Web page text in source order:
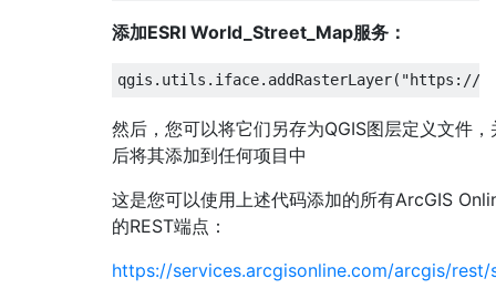
添加ESRI World_Street_Map服务：
qgis . utils . iface. addRasterLayer( "https://
然后，您可以将它们另存为QGIS图层定义文件，
后将其添加到任何项目中
这是您可以使用上述代码添加的所有ArcGIS
的REST端点：
https://services.arcgisonline.com/arcgis/rest/